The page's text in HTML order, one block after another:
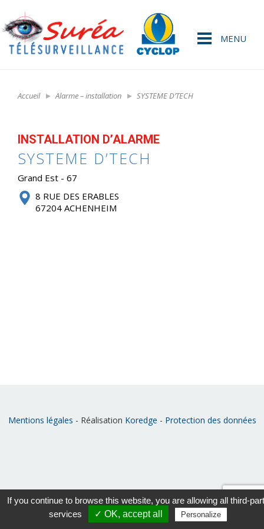
MENU
Accueil Alarme – installation SYSTEME D’TECH
INSTALLATION D’ALARME
SYSTEME D’TECH
Grand Est - 67
8 RUE DES ERABLES
67204 ACHENHEIM
Mentions légales - Réalisation Koredge - Protection des données
If you continue to browse this website, you are allowing all third-
services
✓ OK, accept all Personalize